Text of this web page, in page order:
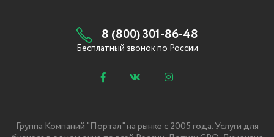
8 (800) 301-86-48
Бесплатный звонок по России
Группа Компаний "Портал" на рынке с 2005 года. Услуги для